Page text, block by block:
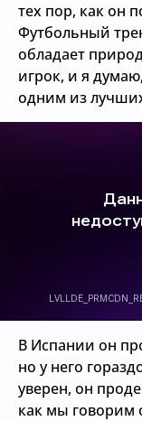
тех пор, как он
Футбольный
обладает
игрок, и я
одним из
В Испании он
но у него
уверен, он
как мы говорим